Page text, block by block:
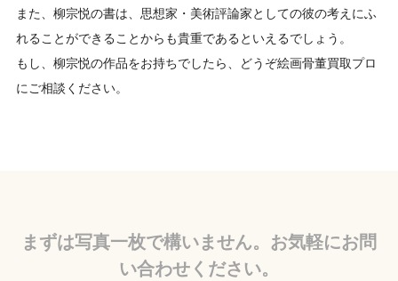
また、柳宗悦の書は、思想家・美術評論家としての彼の考えにふ
れることができることからも貴重であるといえるでしょう。
もし、柳宗悦の作品をお持ちでしたら、どうぞ絵画骨董買取プロ
にご相談ください。
まずは写真一枚で構いません。お気軽にお問
い合わせください。